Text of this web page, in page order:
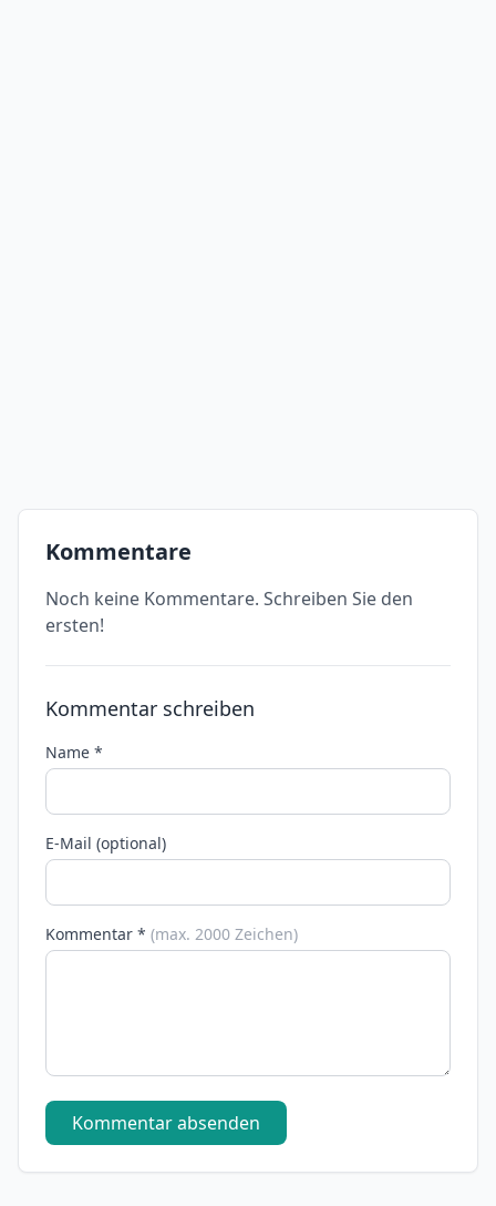
Kommentare
Noch keine Kommentare. Schreiben Sie den
ersten!
Kommentar schreiben
Name *
E-Mail (optional)
Kommentar * (max. 2000 Zeichen)
Kommentar absenden